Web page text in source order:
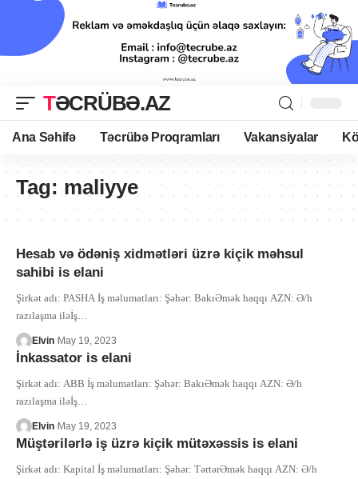
TƏCRÜBƏ.AZ
Ana Səhifə Təcrübə Proqramları Vakansiyalar
Tag: maliyye
Hesab və ödəniş xidmətləri üzrə kiçik məhsul
sahibi is elani
Şirkət adı: PASHA İş məlumatları: Şəhər: BakıƏmək haqqı AZN: Ə/h
razılaşma iləİş
Elvin May 19, 2023
İnkassator is elani
Şirkət adı: ABB İş məlumatları: Şəhər: BakıƏmək haqqı AZN: Ə/h
razılaşma iləİş
Elvin May 19, 2023
Müştərilərlə iş üzrə kiçik mütəxəssis is elani
Şirkət adı: Kapital İş məlumatları: Şəhər: TərtərƏmək haqqı AZN: Ə/h